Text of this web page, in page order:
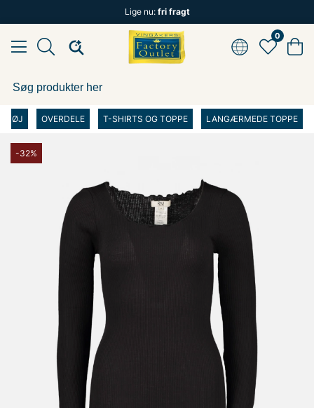
Lige nu: fri fragt
0
TØJ OVERDELE T-SHIRTS OG TOPPE LANGÆRMEDE TOPPE
-32%